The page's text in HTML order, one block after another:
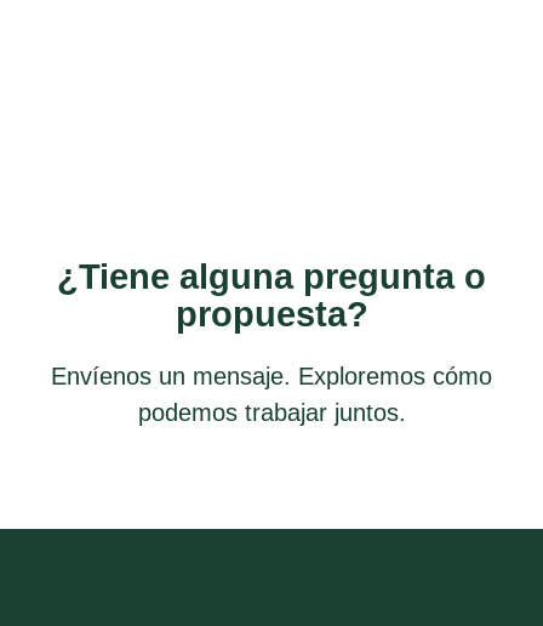
¿Tiene alguna pregunta o
propuesta?
Envíenos un mensaje. Exploremos cómo
podemos trabajar juntos.